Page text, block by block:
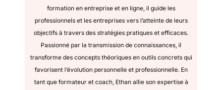
formation en entreprise et en ligne, il guide les
professionnels et les entreprises vers l’atteinte de leurs
objectifs à travers des stratégies pratiques et efficaces.
Passionné par la transmission de connaissances, il
transforme des concepts théoriques en outils concrets qui
favorisent l’évolution personnelle et professionnelle. En
tant que formateur et coach, Ethan allie son expertise à